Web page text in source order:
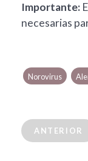
Importante:
necesarias
Norovirus
ANTERIOR